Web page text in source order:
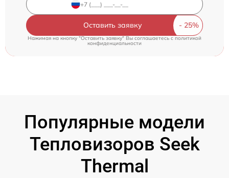
Оставить заявку
Нажимая на кнопку "Оставить заявку" Вы соглашаетесь c политикой
конфиденциальности
Популярные модели
Тепловизоров Seek
Thermal